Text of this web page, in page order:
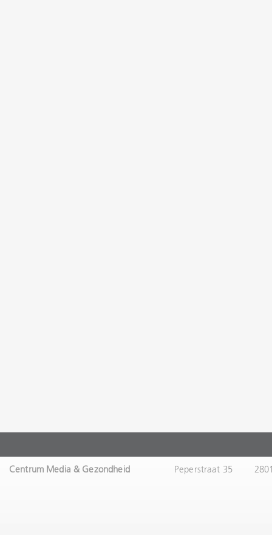
Centrum Media & Gezondheid Peperstraat 35